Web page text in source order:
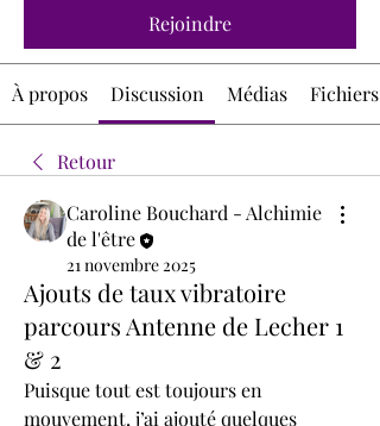
Rejoindre
À propos Discussion Médias Fichiers
Retour
Caroline Bouchard - Alchimie
de l'être
21 novembre 2025
Ajouts de taux vibratoire
parcours Antenne de Lecher 1
& 2
Puisque tout est toujours en
mouvement, j’ai ajouté quelques